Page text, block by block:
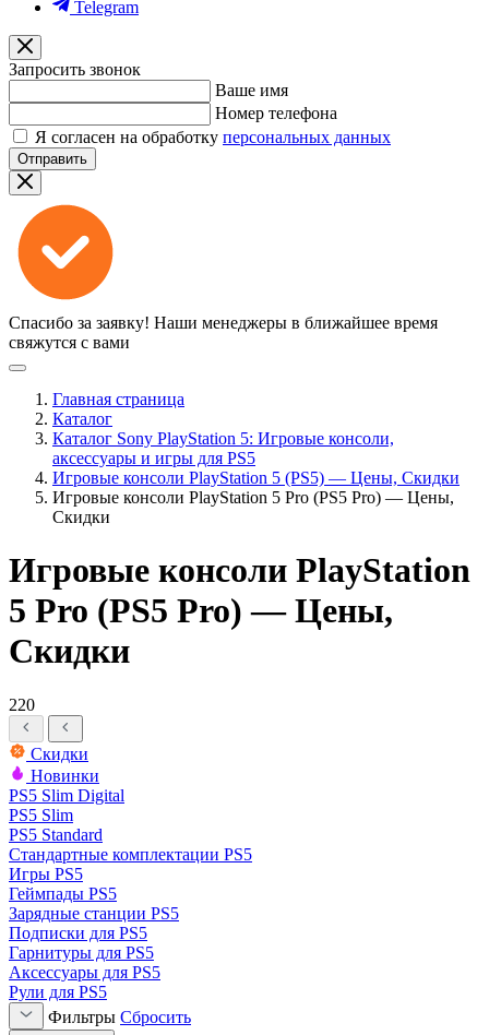
Telegram
Запросить звонок
Ваше имя
Номер телефона
Я согласен на обработку персональных данных
Отправить
Спасибо за заявку! Наши менеджеры в ближайшее время
свяжутся с вами
Главная страница
Каталог
Каталог Sony PlayStation 5: Игровые консоли,
аксессуары и игры для PS5
Игровые консоли PlayStation 5 (PS5) — Цены, Скидки
Игровые консоли PlayStation 5 Pro (PS5 Pro) — Цены,
Скидки
Игровые консоли PlayStation
5 Pro (PS5 Pro) — Цены,
Скидки
220
Скидки
Новинки
PS5 Slim Digital
PS5 Slim
PS5 Standard
Стандартные комплектации PS5
Игры PS5
Геймпады PS5
Зарядные станции PS5
Подписки для PS5
Гарнитуры для PS5
Аксессуары для PS5
Рули для PS5
Фильтры Сбросить